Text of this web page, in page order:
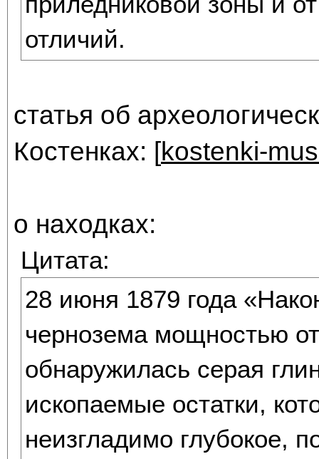
отличий.
статья об
Костенках: [kostenki-
о находках:
Цитата:
28 июня 1879 года
чернозема мощностью
обнаружилась серая
ископаемые остатки,
неизгладимо глубокое,